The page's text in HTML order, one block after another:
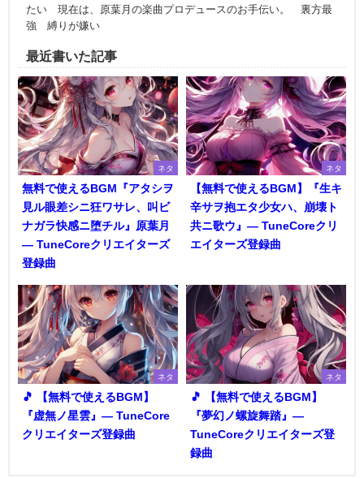
たい 現在は、原葉月の楽曲プロデュースのお手伝い。 裏方最
強 縛りが嫌い
最近書いた記事
ネタ
無料で使えるBGM『アタシヲ
見ル眼差シニ狂ワサレ、叫ビ
ナガラ快感ニ堕チル』原葉月
― TuneCoreクリエイターズ
登録曲
ネタ
【無料で使えるBGM】『生キ
辛サヲ抱エタ少女ハ、崩壊ト
共ニ歌ウ』― TuneCoreクリ
エイターズ登録曲
ネタ
🎵 【無料で使えるBGM】
『虚無ノ星雲』― TuneCore
クリエイターズ登録曲
ネタ
🎵 【無料で使えるBGM】
『夢幻ノ螺旋舞踏』―
TuneCoreクリエイターズ登
録曲